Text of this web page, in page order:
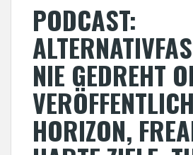
PODCAST:
NIE GEDREHT
HORIZON,